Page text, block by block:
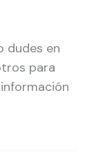
dudes en
para